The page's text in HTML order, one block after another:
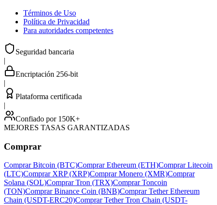
Términos de Uso
Política de Privacidad
Para autoridades competentes
Seguridad bancaria
|
Encriptación 256-bit
|
Plataforma certificada
|
Confiado por 150K+
MEJORES TASAS GARANTIZADAS
Comprar
Comprar Bitcoin (BTC)Comprar Ethereum (ETH)Comprar Litecoin
(LTC)Comprar XRP (XRP)Comprar Monero (XMR)Comprar
Solana (SOL)Comprar Tron (TRX)Comprar Toncoin
(TON)Comprar Binance Coin (BNB)Comprar Tether Ethereum
Chain (USDT-ERC20)Comprar Tether Tron Chain (USDT-